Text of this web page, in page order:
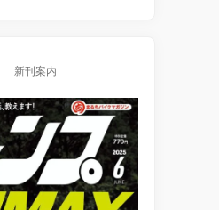
新刊案内